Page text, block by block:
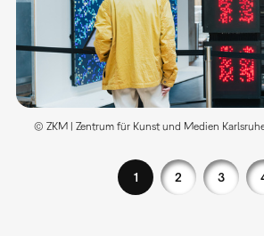
© ZKM | Zentrum für Kunst und Medien
1 2 3